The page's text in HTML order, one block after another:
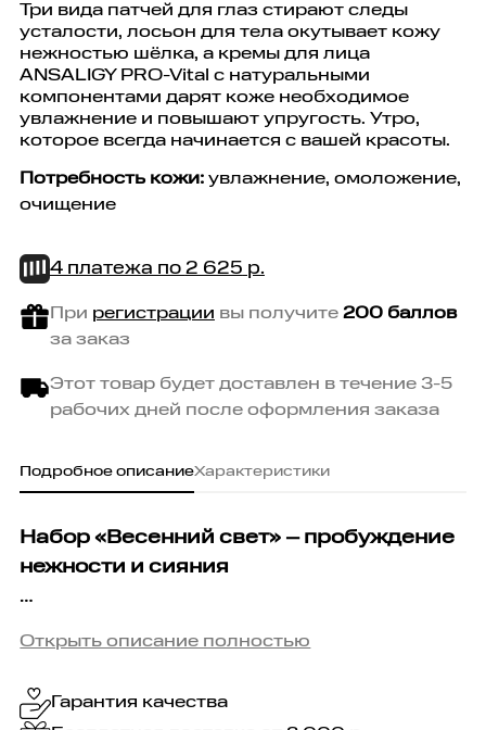
Три вида патчей для глаз стирают следы
усталости, лосьон для тела окутывает кожу
нежностью шёлка, а кремы для лица
ANSALIGY PRO-Vital с натуральными
компонентами дарят коже необходимое
увлажнение и повышают упругость. Утро,
которое всегда начинается с вашей красоты.
Потребность кожи: увлажнение, омоложение,
очищение
4 платежа по 2 625 р.
При регистрации вы получите 200 баллов
за заказ
Этот товар будет доставлен в течение 3-5
рабочих дней после оформления заказа
Подробное описаниеХарактеристики
Набор «Весенний свет» – пробуждение
нежности и сияния
весной: воздух становится прозрачнее,
свет — мягче, а мир словно замирает в
ожидании чего-то прекрасного. Таким
Открыть описание полностью
Гарантия качества